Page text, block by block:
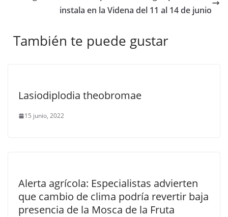
instala en la Videna del 11 al 14 de junio
También te puede gustar
Lasiodiplodia theobromae
15 junio, 2022
Alerta agrícola: Especialistas advierten
que cambio de clima podría revertir baja
presencia de la Mosca de la Fruta